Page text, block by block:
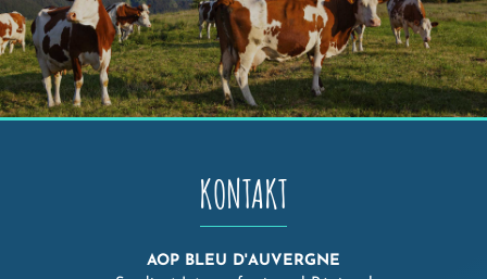
KONTAKT
AOP BLEU D'AUVERGNE